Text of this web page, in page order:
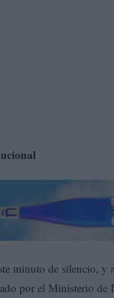
minuto de silencio, y
por el Ministerio de